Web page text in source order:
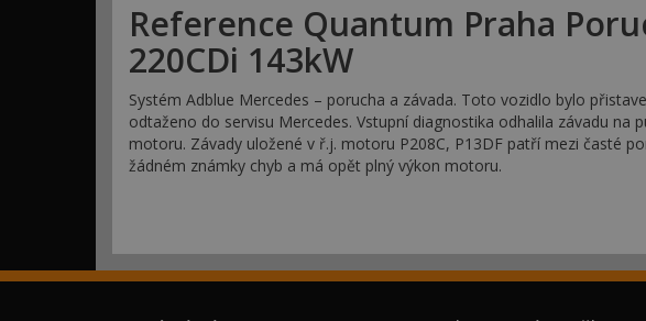
Reference Quantum Praha
220CDi 143kW
Systém Adblue Mercedes – porucha a závada. Toto vozidlo bylo
odtaženo do servisu Mercedes. Vstupní diagnostika odhalila závadu na
motoru. Závady uložené v ř.j. motoru P208C, P13DF patří mezi časté
žádném známky chyb a má opět plný výkon motoru.